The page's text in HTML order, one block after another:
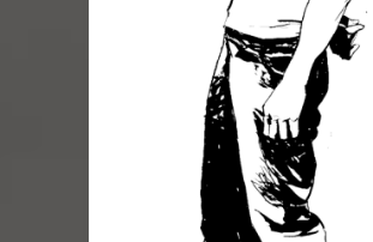
Parte 04: Oídos Sordos
Parte 03: La Traición
Parte 02: Vuelve el Hijo
Parte 03: Reflexiones